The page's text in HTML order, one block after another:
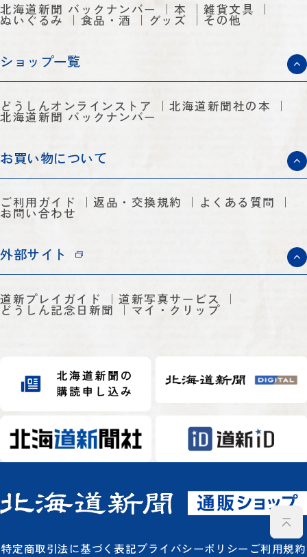
北海道新聞 バックナンバー 本 雑貨文具
ぬいぐるみ 食品・酒 グッズ その他
ショップ一覧
どうしんオンラインストア 北海道新聞社の本
北海道新聞 バックナンバー
お買い物について
ご利用ガイド 返品・交換規約 よくある質問
お問い合わせ
外部サイト
道新プレイガイド 道新写真サービス
どうしん記念日新聞 マイ・クリップ
特定商取引法に基づく表記プライバシーポリシー ご利用規約